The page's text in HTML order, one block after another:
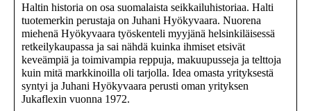
Haltin historia on osa suomalaista seikkailuhistoriaa. Halti
tuotemerkin perustaja on Juhani Hyökyvaara. Nuorena
miehenä Hyökyvaara työskenteli myyjänä helsinkiläisessä
retkeilykaupassa ja sai nähdä kuinka ihmiset etsivät
keveämpiä ja toimivampia reppuja, makuupusseja ja telttoja
kuin mitä markkinoilla oli tarjolla. Idea omasta yrityksestä
syntyi ja Juhani Hyökyvaara perusti oman yrityksen
Jukaflexin vuonna 1972.